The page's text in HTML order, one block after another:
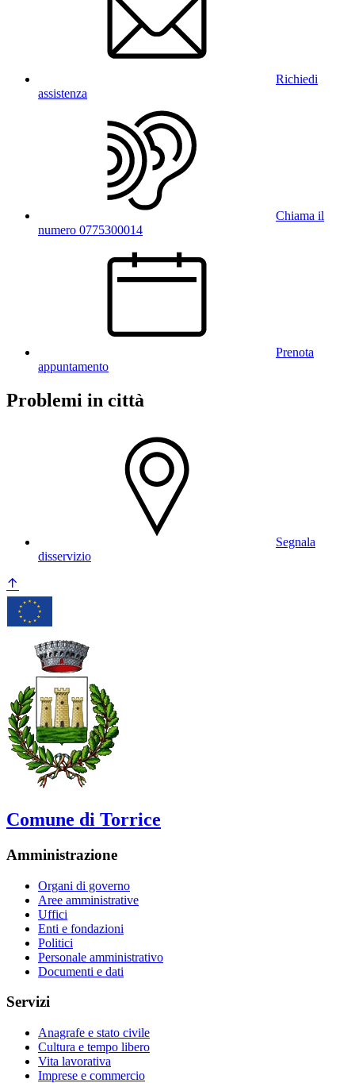
Richiedi
assistenza
Chiama il
numero 0775300014
Prenota
appuntamento
Problemi in città
Segnala
disservizio
Comune di Torrice
Amministrazione
Organi di governo
Aree amministrative
Uffici
Enti e fondazioni
Politici
Personale amministrativo
Documenti e dati
Servizi
Anagrafe e stato civile
Cultura e tempo libero
Vita lavorativa
Imprese e commercio